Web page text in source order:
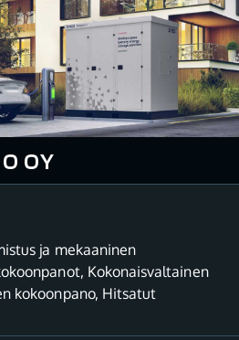
OY
ja mekaaninen
, Kokonaisvaltainen
kokoonpano, Hitsatut